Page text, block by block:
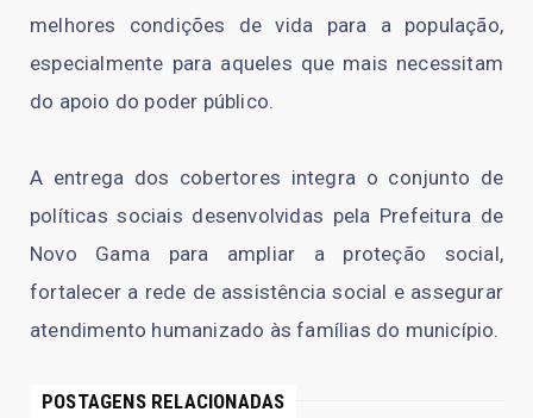
melhores condições de vida para a população,
especialmente para aqueles que mais necessitam
do apoio do poder público.
A entrega dos cobertores integra o conjunto de
políticas sociais desenvolvidas pela Prefeitura de
Novo Gama para ampliar a proteção social,
fortalecer a rede de assistência social e assegurar
atendimento humanizado às famílias do município.
POSTAGENS RELACIONADAS